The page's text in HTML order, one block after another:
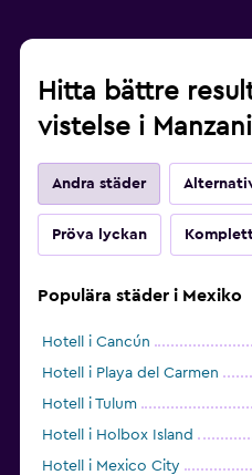
Hitta bättre
vistelse i
Andra städer
Pröva lyckan
Populära städer i Mexiko
Hotell i Cancún
Hotell i Playa del Carmen
Hotell i Tulum
Hotell i Holbox Island
Hotell i Mexico City